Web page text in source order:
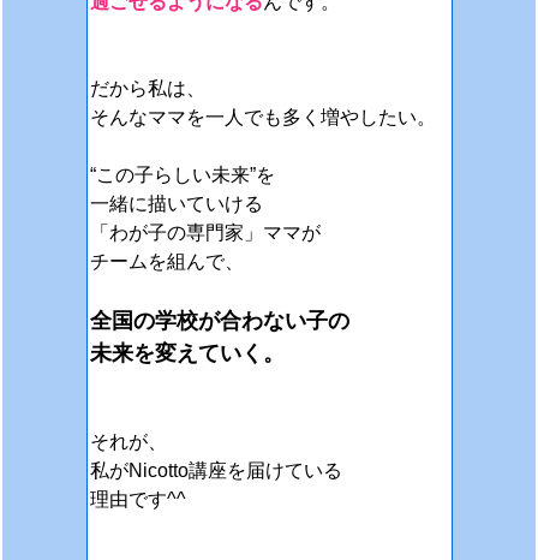
だから私は、
そんなママを一人でも多く増やしたい。
“この子らしい未来”を
一緒に描いていける
「わが子の専門家」 ママが
チームを組んで、
全国の学校が合わない子の
未来を変えていく。
それが、
私がNicotto講座を届けている
理由です^^